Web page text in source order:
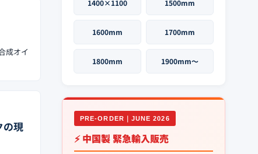
成オイ
の現
1400×1100 1500mm
1600mm 1700mm
1800mm 1900mm〜
PRE-ORDER｜JUNE 2026
⚡ 中国製 緊急輸入販売